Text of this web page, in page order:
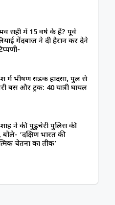
सही में 15 वर्ष के हैं? पूर्व
गेंदबाज ने दी हैरान कर देने
में भीषण सड़क हादसा, पुल से
बस और ट्रक: 40 यात्री घायल
ने की पुडुचेरी पुलिस की
बोले- ‘दक्षिण भारत की
चेतना का प्रतीक’